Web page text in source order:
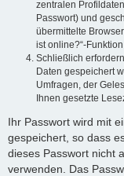
zentralen
Passwort) und
übermittelte
ist online?“-
Schließlich
Daten gespeichert
Umfragen, der
Ihnen gesetzte
Ihr Passwort wird mit
gespeichert, so dass
dieses Passwort nicht
verwenden. Das